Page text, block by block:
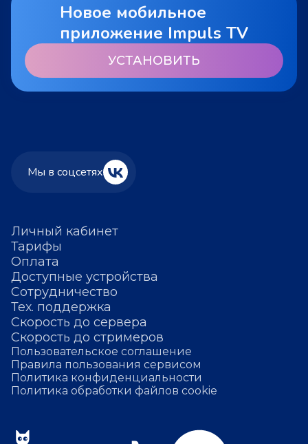
Новое мобильное
приложение Impuls TV
УСТАНОВИТЬ
Личный кабинет
Тарифы
Оплата
Доступные устройства
Сотрудничество
Тех. поддержка
Скорость до сервера
Скорость до стримеров
Пользовательское соглашение
Правила пользования сервисом
Политика конфиденциальности
Политика обработки файлов cookie
Мы в соцсетях